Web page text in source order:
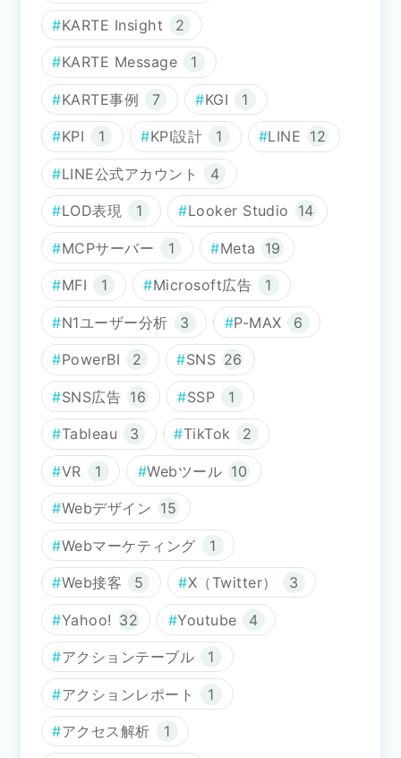
KARTE Insight 2
KARTE Message 1
KARTE事例 7 KGI 1
KPI 1 KPI設計 1 LINE 12
LINE公式アカウント 4
LOD表現 1 Looker Studio 14
MCPサーバー 1 Meta 19
MFI 1 Microsoft広告 1
N1ユーザー分析 3 P-MAX 6
PowerBI 2 SNS 26
SNS広告 16 SSP 1
Tableau 3 TikTok 2
VR 1 Webツール 10
Webデザイン 15
Webマーケティング 1
Web接客 5 X（Twitter） 3
Yahoo! 32 Youtube 4
アクションテーブル 1
アクションレポート 1
アクセス解析 1